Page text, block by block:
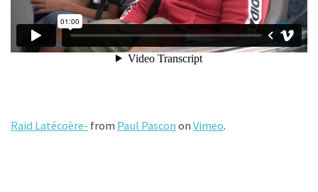
Raid Latécoère- from Paul Pascon on Vimeo.